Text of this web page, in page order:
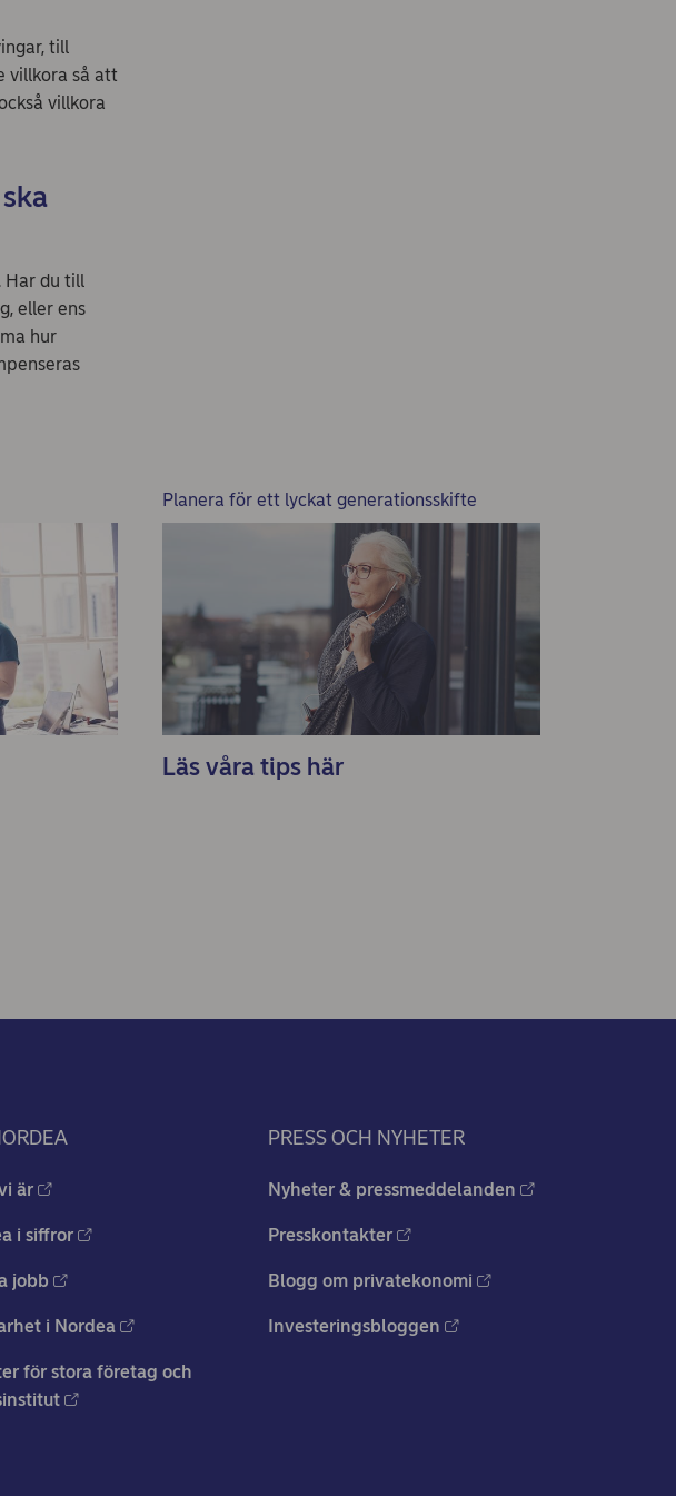
till
villkora så att
villkora
Har du till
eller ens
hur
Planera för ett lyckat generationsskifte
Läs våra tips här
är
i siffror
jobb
i Nordea
för stora företag och
PRESS OCH NYHETER
Nyheter & pressmeddelanden
Presskontakter
Blogg om privatekonomi
Investeringsbloggen